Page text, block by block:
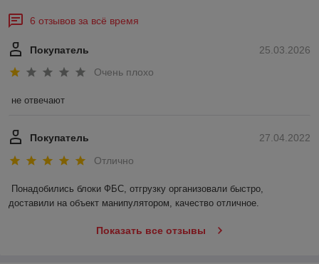
6 отзывов за всё время
25.03.2026
Покупатель
Очень плохо
не отвечают
27.04.2022
Покупатель
Отлично
Понадобились блоки ФБС, отгрузку организовали быстро,
доставили на объект манипулятором, качество отличное.
Показать все отзывы